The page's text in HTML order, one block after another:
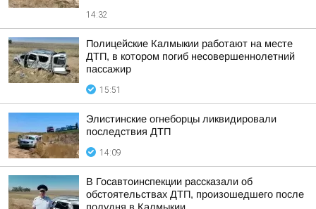
14:32
Полицейские Калмыкии работают на месте
ДТП, в котором погиб несовершеннолетний
пассажир
15:51
Элистинские огнеборцы ликвидировали
последствия ДТП
14:09
В Госавтоинспекции рассказали об
обстоятельствах ДТП, произошедшего после